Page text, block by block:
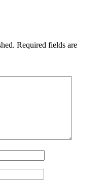
Required fields are